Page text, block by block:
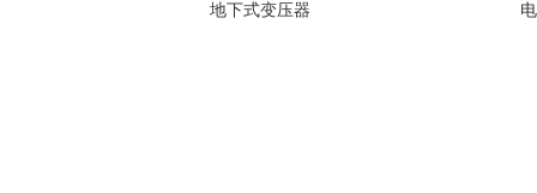
地下式变压器